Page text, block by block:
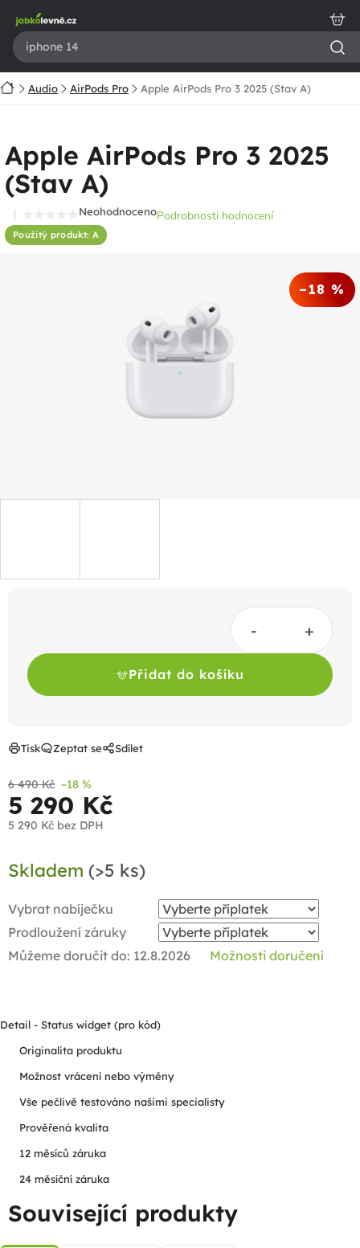
obsah
DomůAudio AirPods Pro Apple AirPods Pro 3 2025 (Stav A)
Apple AirPods Pro 3 2025
(Stav A)
Použitý produkt: A
Průměrné
hodnocení
NeohodnocenoPodrobnosti hodnocení
–18 %
6 490 Kč –18 %
5 290 Kč
5 290 Kč bez DPH
cena:
Skladem (>5 ks)
Vybrat nabíječku
Prodloužení záruky
Můžeme doručit do: 12.8.2026 Možnosti doručení
Přidat do košíku
Tisk Zeptat se Sdílet
Detail - Status widget (pro kód)
Originalita produktu
Možnost vrácení nebo výměny
Vše pečlivě testováno našimi specialisty
Prověřená kvalita
12 měsíců záruka
24 měsíční záruka
Související produkty